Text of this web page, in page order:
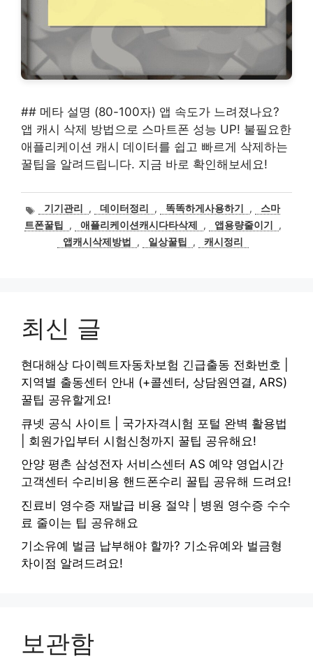
## 메타 설명 (80-100자) 앱 속도가 느려졌나요?
앱 캐시 삭제 방법으로 스마트폰 성능 UP! 불필요한
애플리케이션 캐시 데이터를 쉽고 빠르게 삭제하는
꿀팁을 알려드립니다. 지금 바로 확인해보세요!
태
그
기기관리 , 데이터정리 , 똑똑하게사용하기 ,
스마
트폰꿀팁
, 애플리케이션캐시다타삭제 , 앱용량줄이기
,
앱캐시삭제방법
, 일상꿀팁 , 캐시정리
최신 글
현대해상 다이렉트자동차보험 긴급출동 전화번호 |
지역별 출동센터 안내 (+콜센터, 상담원연결, ARS)
꿀팁 공유할게요!
큐넷 공식 사이트 | 국가자격시험 포털 완벽 활용법
| 회원가입부터 시험신청까지 꿀팁 공유해요!
안양 평촌 삼성전자 서비스센터 AS 예약 영업시간
고객센터 수리비용 핸드폰수리 꿀팁 공유해 드려요!
진료비 영수증 재발급 비용 절약 | 병원 영수증 수수
료 줄이는 팁 공유해요
기소유예 벌금 납부해야 할까? 기소유예와 벌금형
차이점 알려드려요!
보관함